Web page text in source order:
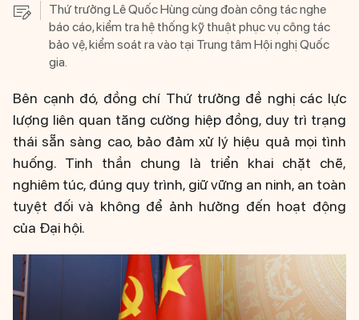
Thứ trưởng Lê Quốc Hùng cùng đoàn công tác nghe
báo cáo, kiểm tra hệ thống kỹ thuật phục vụ công tác
bảo vệ, kiểm soát ra vào tại Trung tâm Hội nghị Quốc
gia.
Bên cạnh đó, đồng chí Thứ trưởng đề nghị các lực
lượng liên quan tăng cường hiệp đồng, duy trì trạng
thái sẵn sàng cao, bảo đảm xử lý hiệu quả mọi tình
huống. Tinh thần chung là triển khai chặt chẽ,
nghiêm túc, đúng quy trình, giữ vững an ninh, an toàn
tuyệt đối và không để ảnh hưởng đến hoạt động
của Đại hội.